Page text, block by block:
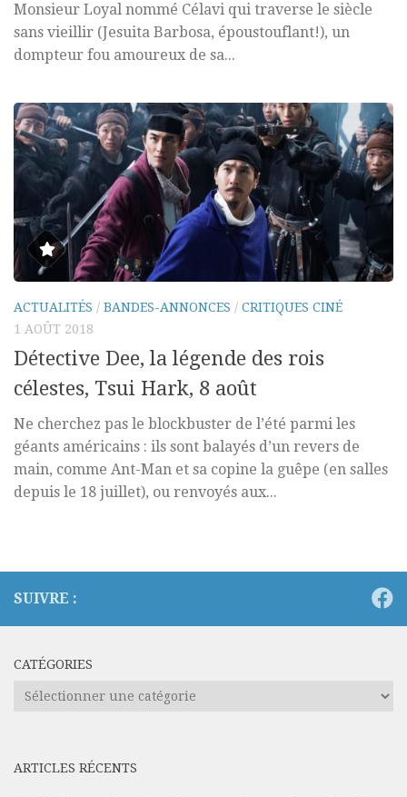
Monsieur Loyal nommé Célavi qui traverse le siècle
sans vieillir (Jesuita Barbosa, époustouflant!), un
dompteur fou amoureux de sa...
ACTUALITÉS / BANDES-ANNONCES / CRITIQUES CINÉ
1 AOÛT 2018
Détective Dee, la légende des rois
célestes, Tsui Hark, 8 août
Ne cherchez pas le blockbuster de l’été parmi les
géants américains : ils sont balayés d’un revers de
main, comme Ant-Man et sa copine la guêpe (en salles
depuis le 18 juillet), ou renvoyés aux...
SUIVRE :
CATÉGORIES
Catégories
ARTICLES RÉCENTS